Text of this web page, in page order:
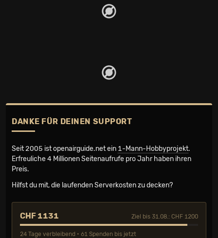
DANKE FÜR DEINEN SUPPORT
Seit 2005 ist openairguide.net ein 1-Mann-Hobbyprojekt.
Erfreuliche 4 Millionen Seiten­aufrufe pro Jahr haben ihren
Preis.
Hilfst du mit, die laufenden Serverkosten zu decken?
CHF 1131 Ziel bis 31.08.: CHF 1200
24 Tage verbleibend • 61 Spenden bis jetzt